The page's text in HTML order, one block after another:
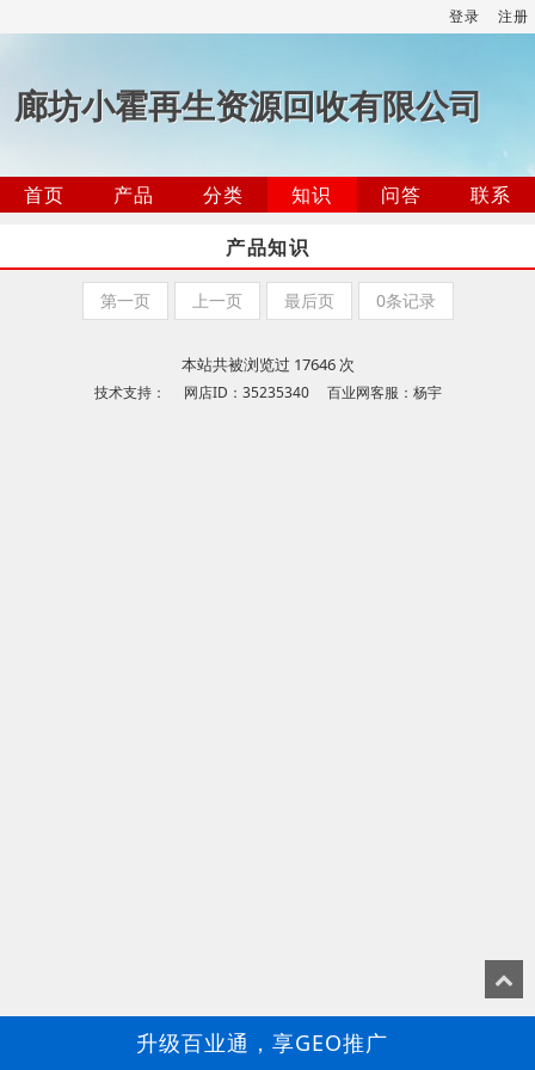
登录 注册
廊坊小霍再生资源回收有限公司
首页 产品 分类 知识 问答
联系
产品知识
第一页 上一页 最后页 0条记录
本站共被浏览过 17646 次
技术支持： 网店ID：35235340 百业网客服：杨宇
升级百业通，享GEO推广